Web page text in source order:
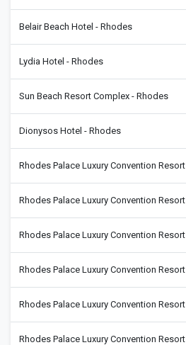
Belair Beach Hotel - Rhodes
Lydia Hotel - Rhodes
Sun Beach Resort Complex - Rhodes
Dionysos Hotel - Rhodes
Rhodes Palace Luxury Convention
Rhodes Palace Luxury Convention
Rhodes Palace Luxury Convention
Rhodes Palace Luxury Convention
Rhodes Palace Luxury Convention
Rhodes Palace Luxury Convention